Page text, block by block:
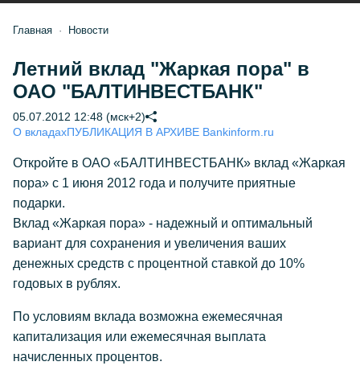
Главная Новости
Летний вклад "Жаркая пора" в
ОАО "БАЛТИНВЕСТБАНК"
05.07.2012 12:48 (мск+2)
О вкладахПУБЛИКАЦИЯ В АРХИВЕ Bankinform.ru
Откройте в ОАО «БАЛТИНВЕСТБАНК» вклад «Жаркая
пора» с 1 июня 2012 года и получите приятные
подарки.
Вклад «Жаркая пора» - надежный и оптимальный
вариант для сохранения и увеличения ваших
денежных средств с процентной ставкой до 10%
годовых в рублях.
По условиям вклада возможна ежемесячная
капитализация или ежемесячная выплата
начисленных процентов.